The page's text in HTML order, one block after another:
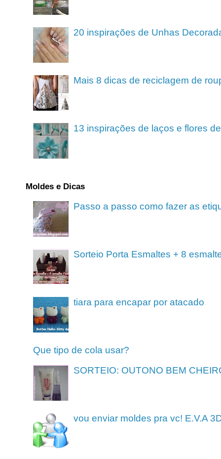
20 inspirações de Unhas
Mais 8 dicas de reciclagem de
13 inspirações de laços e flores
Moldes e Dicas
Passo a passo como fazer as
Sorteio Porta Esmaltes + 8
tiara para encapar por atacado
Que tipo de cola usar?
SORTEIO: OUTONO BEM
vou enviar moldes pra vc! E.V.A